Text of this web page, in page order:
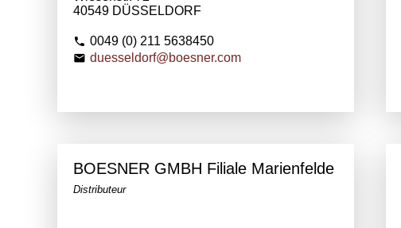
40549 DÜSSELDORF
0049 (0) 211 5638450
duesseldorf@boesner.com
BOESNER GMBH Filiale Marienfelde
Distributeur